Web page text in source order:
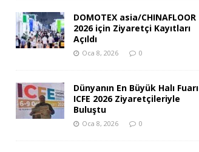
DOMOTEX asia/CHINAFLOOR
2026 için Ziyaretçi Kayıtları
Açıldı
Oca 8, 2026 0
Dünyanın En Büyük Halı Fuarı
ICFE 2026 Ziyaretçileriyle
Buluştu
Oca 8, 2026 0